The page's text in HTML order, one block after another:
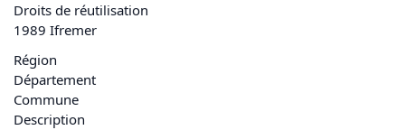
Droits de réutilisation
1989 Ifremer
Région
Département
Commune
Description